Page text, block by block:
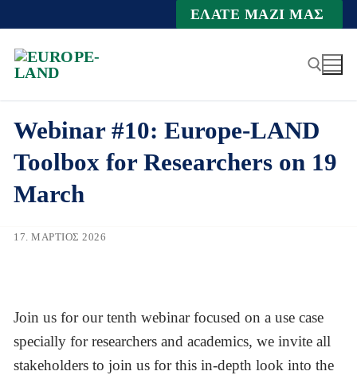
Inhalt
springen
ΕΛΆΤΕ ΜΑΖΊ ΜΑΣ
Suche nach:
Webinar #10: Europe-LAND
Toolbox for Researchers on 19
March
17. ΜΆΡΤΙΟΣ 2026
Join us for our tenth webinar focused on a use case
specially for researchers and academics, we invite all
stakeholders to join us for this in-depth look into the